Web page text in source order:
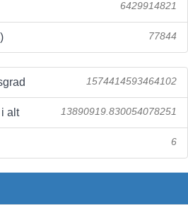
6429914821
77844
1574414593464102
alt 13890919.830054078251
6